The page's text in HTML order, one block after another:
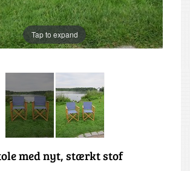
Tap to expand
med nyt, stærkt stof